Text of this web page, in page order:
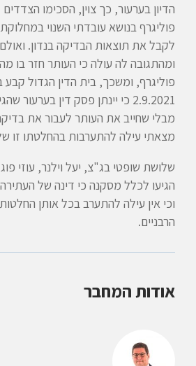
הדיון בערעור, כך צוין, הסכימו
פוליגרף בנושא עובדתי השנוי במחלוקת
לקבל את תוצאות הבדיקה בנדון.
ומהתגובה לה עולה כי העותר חזר בו
פוליגרף, ומשכך, בית הדין הגדול קבע
2.9.2021 כי יינתן פסק דין
מבלי שחייב את העותר לעבור את
מצאתי עילה להתערבות בהחלטתו זו
שלושת שופטי בג"צ, יעל וילנר, עוזי
הגיעו לכלל מסקנה כי דינה של
וכי אין עילה להתערב בכל אותן
הרבניים.
אודות המחבר